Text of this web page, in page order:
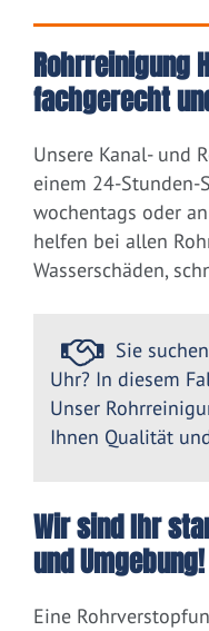
Rohrreinigung
fachgerecht
Unsere Kanal- und
einem 24-Stunden-
wochentags oder
helfen bei allen
Wasserschäden,
Sie
Uhr? In diesem
Unser
Ihnen Qualität
Wir sind Ihr
und Umgebung!
Eine